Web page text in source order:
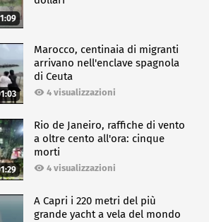
Marocco, centinaia di migranti
arrivano nell'enclave spagnola
di Ceuta
4 visualizzazioni
Rio de Janeiro, raffiche di vento
a oltre cento all'ora: cinque
morti
4 visualizzazioni
A Capri i 220 metri del più
grande yacht a vela del mondo